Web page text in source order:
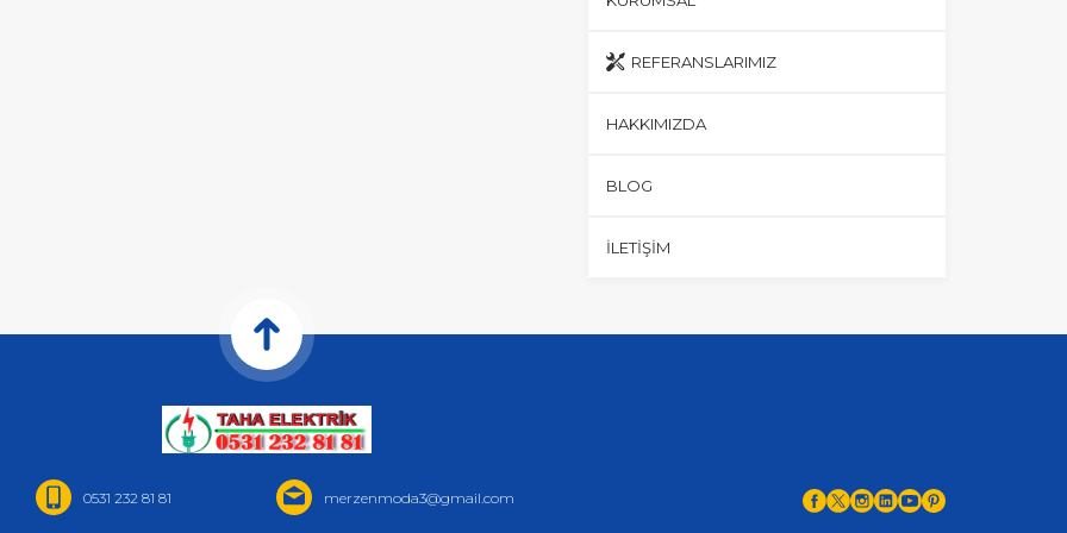
REFERANSLARIMIZ
HAKKIMIZDA
BLOG
İLETIŞIM
0531 232 81 81 merzenmoda3@gmail.com